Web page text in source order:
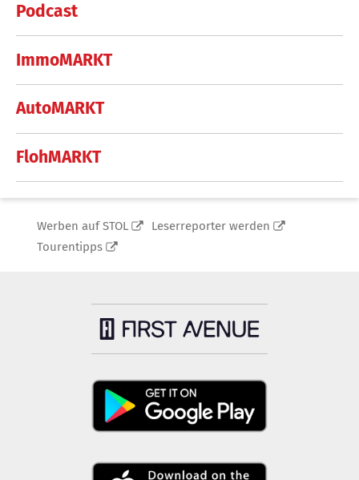
Podcast
ImmoMARKT
AutoMARKT
FlohMARKT
Werben auf STOL
Leserreporter werden
Tourentipps